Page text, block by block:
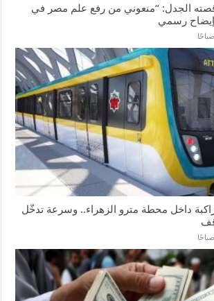
الجدل: “منعوني من رفع علم مصر في
رسمي
راكبة داخل محطة مترو الزهراء.. وسرعة تدخّل